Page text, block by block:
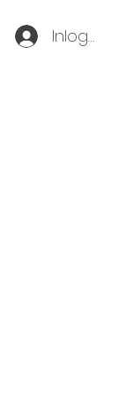
Inloggen